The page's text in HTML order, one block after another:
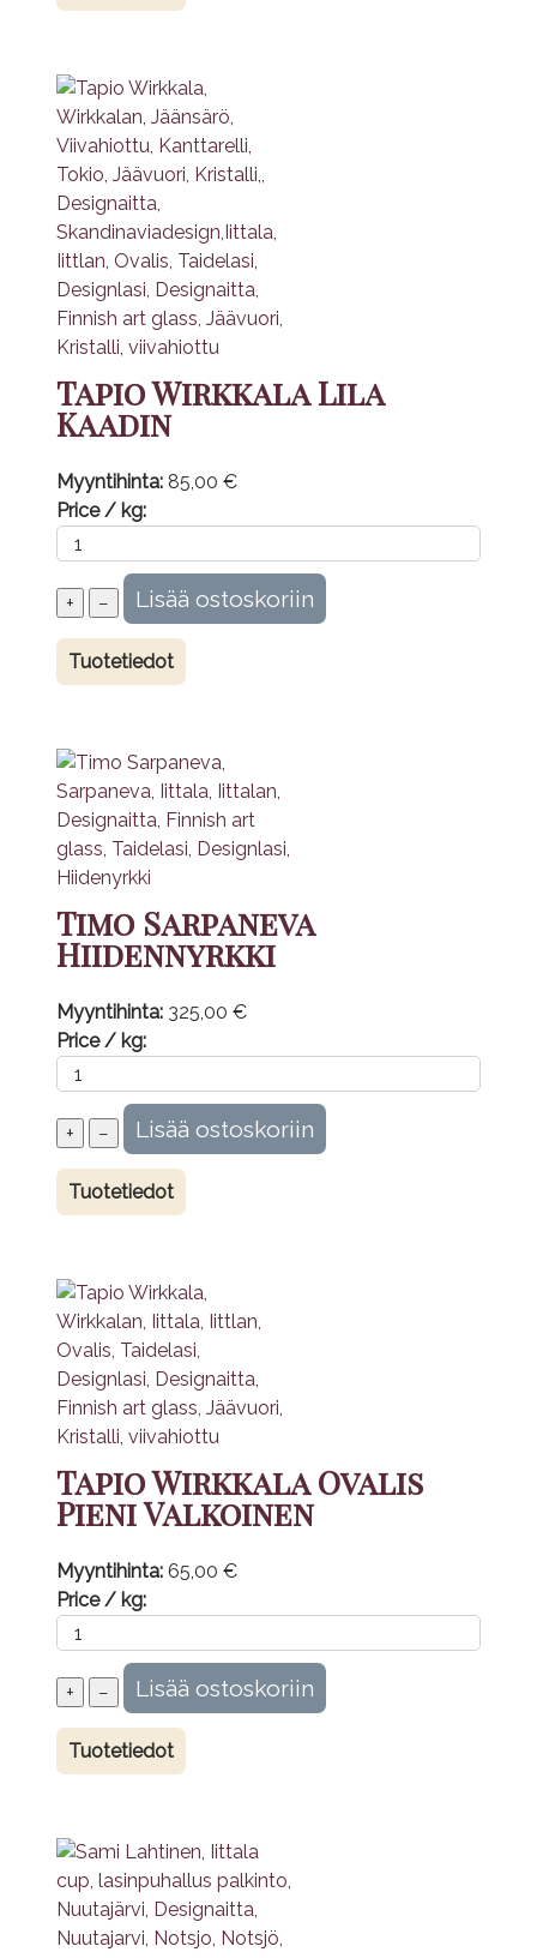
Tapio Wirkkala Lila
Kaadin
Myyntihinta: 85,00 €
Price / kg:
Tuotetiedot
Timo Sarpaneva
Hiidennyrkki
Myyntihinta: 325,00 €
Price / kg:
Tuotetiedot
Tapio Wirkkala Ovalis
Pieni Valkoinen
Myyntihinta: 65,00 €
Price / kg:
Tuotetiedot